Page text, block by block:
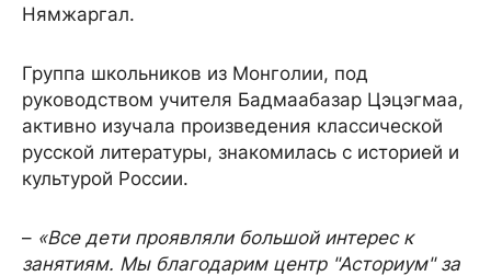
Нямжаргал.
Группа школьников из Монголии, под
руководством учителя Бадмаабазар Цэцэгмаа,
активно изучала произведения классической
русской литературы, знакомилась с историей и
культурой России.
– «Все дети проявляли большой интерес к
занятиям. Мы благодарим центр "Асториум" за